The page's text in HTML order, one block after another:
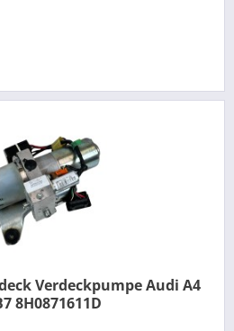
Verdeckpumpe Audi A4
8H0871611D